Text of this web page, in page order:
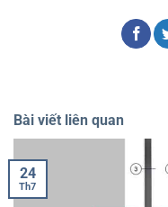
Bài viết liên quan
24
Th7